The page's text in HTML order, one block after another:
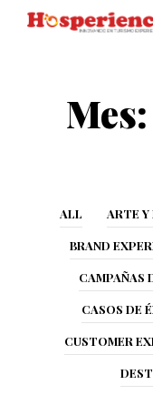
Mes:
ALL ARTE Y
BRAND
CAMPAÑAS
CASOS DE
CUSTOMER